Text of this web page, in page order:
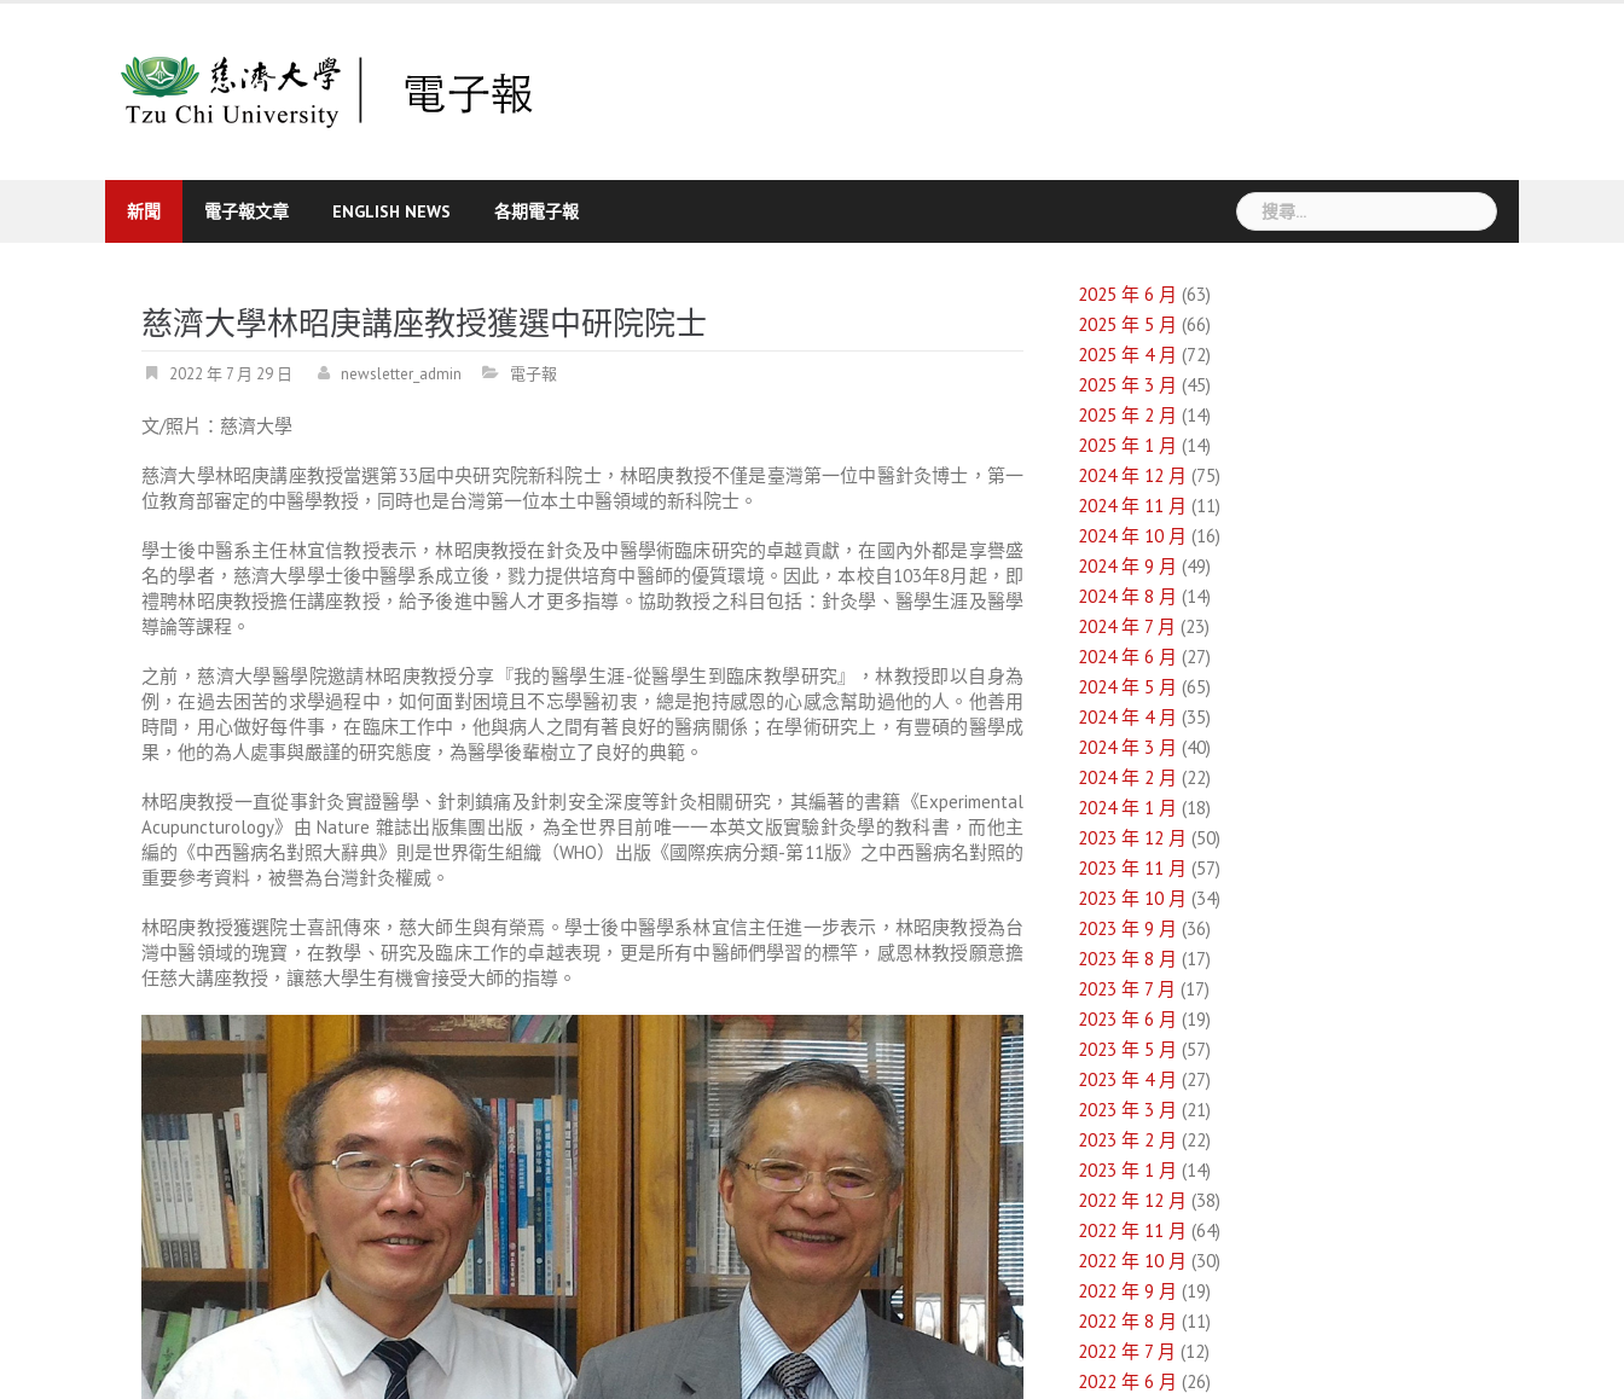
新聞 電子報文章 ENGLISH NEWS 各期電子報
搜
尋
慈濟大學林昭庚講座教授獲選中研院院士
2022 年 7 月 29 日 newsletter_admin 電子報
文/照片：慈濟大學
慈濟大學林昭庚講座教授當選第33屆中央研究院新科院士，林昭庚教授不僅是臺灣第一位中醫針灸博士，第一
位教育部審定的中醫學教授，同時也是台灣第一位本土中醫領域的新科院士。
學士後中醫系主任林宜信教授表示，林昭庚教授在針灸及中醫學術臨床研究的卓越貢獻，在國內外都是享譽盛
名的學者，慈濟大學學士後中醫學系成立後，戮力提供培育中醫師的優質環境。因此，本校自103年8月起，即
禮聘林昭庚教授擔任講座教授，給予後進中醫人才更多指導。協助教授之科目包括：針灸學、醫學生涯及醫學
導論等課程。
之前，慈濟大學醫學院邀請林昭庚教授分享『我的醫學生涯-從醫學生到臨床教學研究』，林教授即以自身為
例，在過去困苦的求學過程中，如何面對困境且不忘學醫初衷，總是抱持感恩的心感念幫助過他的人。他善用
時間，用心做好每件事，在臨床工作中，他與病人之間有著良好的醫病關係；在學術研究上，有豐碩的醫學成
果，他的為人處事與嚴謹的研究態度，為醫學後輩樹立了良好的典範。
林昭庚教授一直從事針灸實證醫學、針刺鎮痛及針刺安全深度等針灸相關研究，其編著的書籍《Experimental
Acupuncturology》由 Nature 雜誌出版集團出版，為全世界目前唯一一本英文版實驗針灸學的教科書，而他主
編的《中西醫病名對照大辭典》則是世界衛生組織（WHO）出版《國際疾病分類-第11版》之中西醫病名對照的
重要參考資料，被譽為台灣針灸權威。
林昭庚教授獲選院士喜訊傳來，慈大師生與有榮焉。學士後中醫學系林宜信主任進一步表示，林昭庚教授為台
灣中醫領域的瑰寶，在教學、研究及臨床工作的卓越表現，更是所有中醫師們學習的標竿，感恩林教授願意擔
任慈大講座教授，讓慈大學生有機會接受大師的指導。
2025 年 6 月 (63)
2025 年 5 月 (66)
2025 年 4 月 (72)
2025 年 3 月 (45)
2025 年 2 月 (14)
2025 年 1 月 (14)
2024 年 12 月 (75)
2024 年 11 月 (11)
2024 年 10 月 (16)
2024 年 9 月 (49)
2024 年 8 月 (14)
2024 年 7 月 (23)
2024 年 6 月 (27)
2024 年 5 月 (65)
2024 年 4 月 (35)
2024 年 3 月 (40)
2024 年 2 月 (22)
2024 年 1 月 (18)
2023 年 12 月 (50)
2023 年 11 月 (57)
2023 年 10 月 (34)
2023 年 9 月 (36)
2023 年 8 月 (17)
2023 年 7 月 (17)
2023 年 6 月 (19)
2023 年 5 月 (57)
2023 年 4 月 (27)
2023 年 3 月 (21)
2023 年 2 月 (22)
2023 年 1 月 (14)
2022 年 12 月 (38)
2022 年 11 月 (64)
2022 年 10 月 (30)
2022 年 9 月 (19)
2022 年 8 月 (11)
2022 年 7 月 (12)
2022 年 6 月 (26)